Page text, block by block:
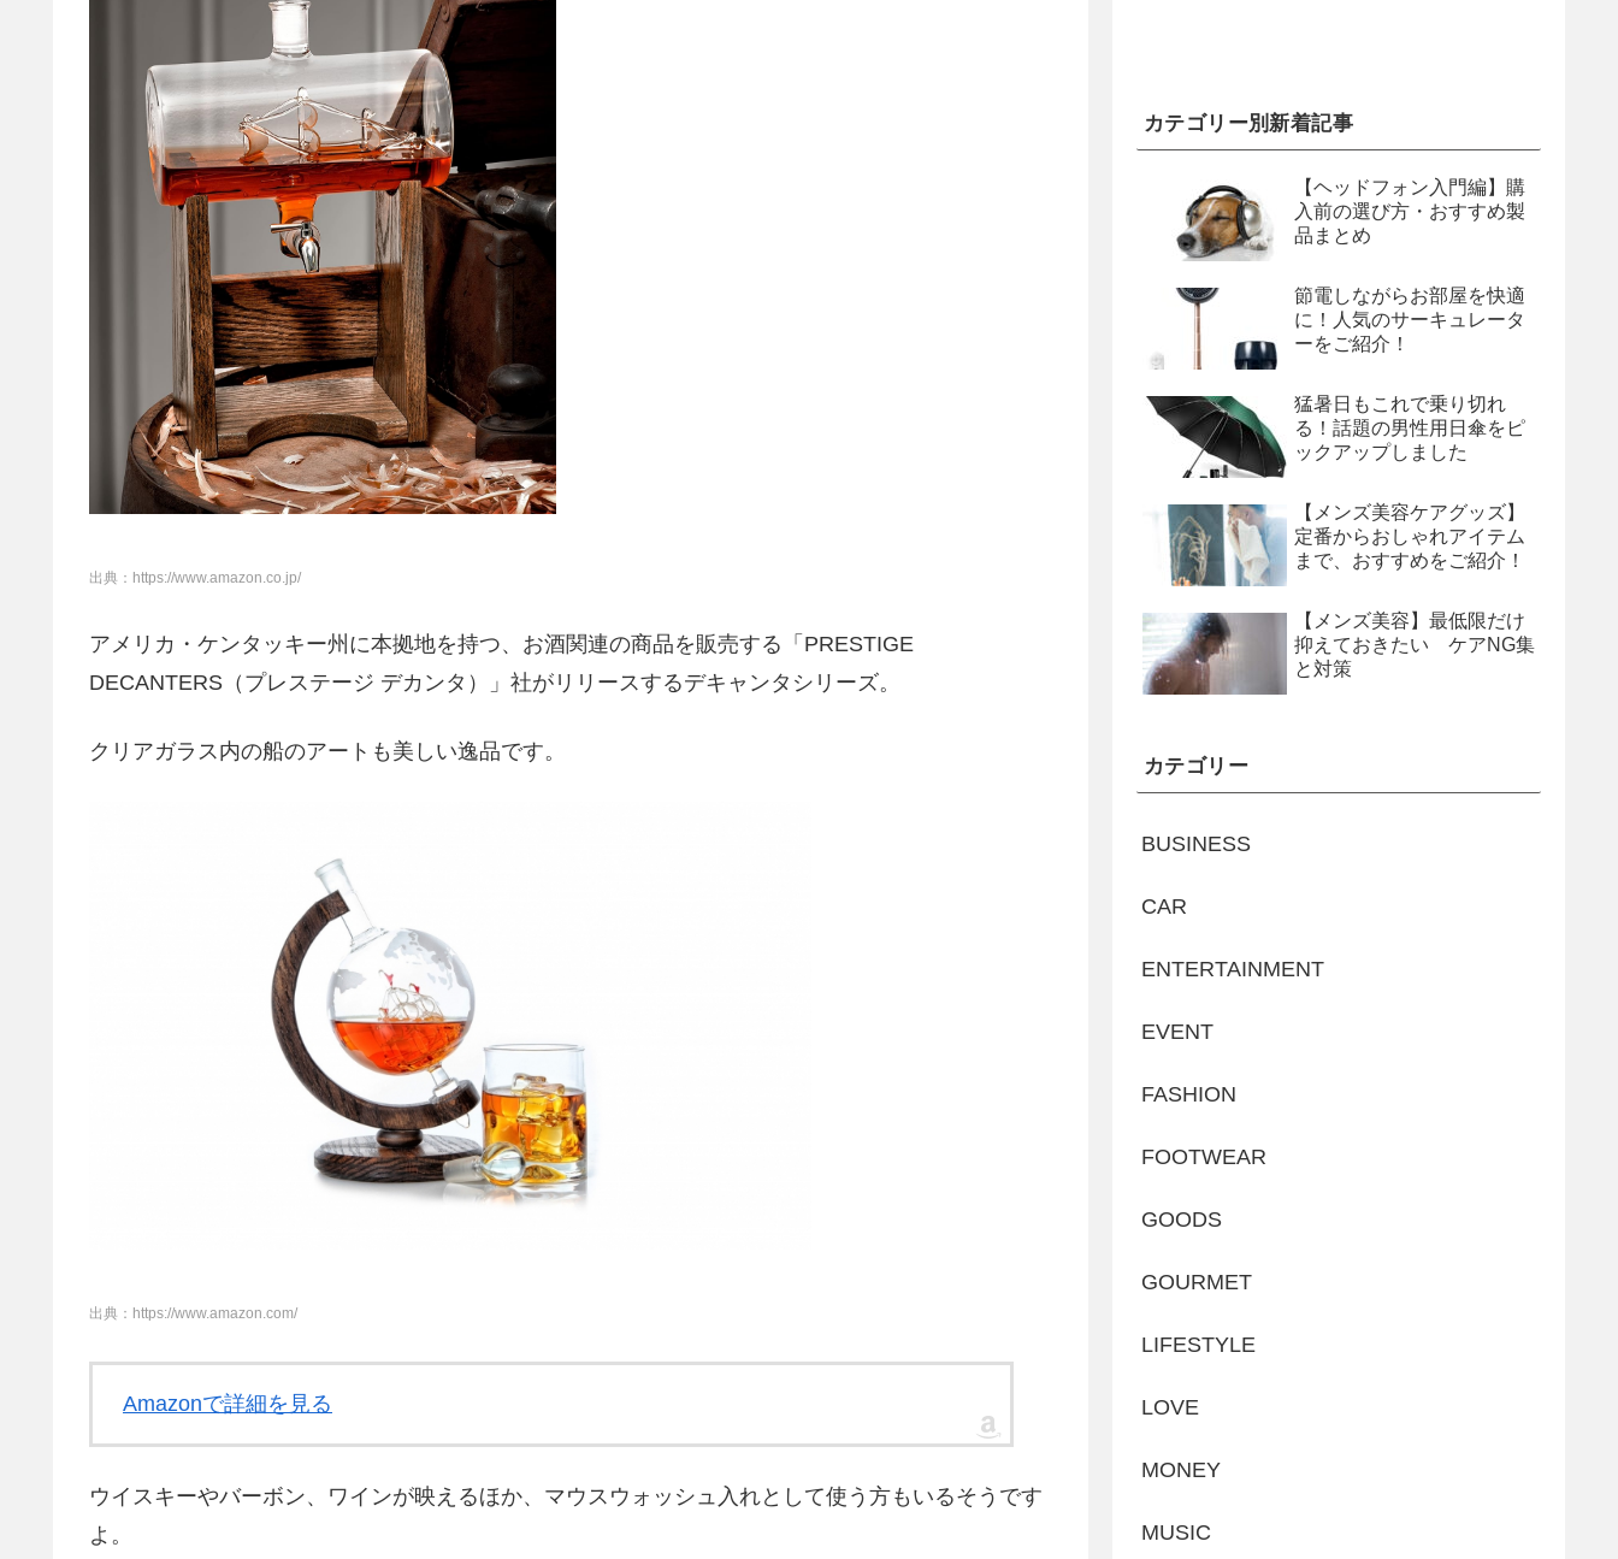
出典：https://www.amazon.co.jp/
アメリカ・ケンタッキー州に本拠地を持つ、お酒関連の商品を販売する「PRESTIGE
DECANTERS（プレステージ デカンタ）」社がリリースするデキャンタシリーズ。
クリアガラス内の船のアートも美しい逸品です。
出典：https://www.amazon.com/
Amazonで詳細を見る
ウイスキーやバーボン、ワインが映えるほか、マウスウォッシュ入れとして使う方もいるそうです
よ。
カテゴリー別新着記事
【ヘッドフォン入門編】購
入前の選び方・おすすめ製
品まとめ
節電しながらお部屋を快適
に！人気のサーキュレータ
ーをご紹介！
猛暑日もこれで乗り切れ
る！話題の男性用日傘をピ
ックアップしました
【メンズ美容ケアグッズ】
定番からおしゃれアイテム
まで、おすすめをご紹介！
【メンズ美容】最低限だけ
抑えておきたい ケアNG集
と対策
カテゴリー
BUSINESS
CAR
ENTERTAINMENT
EVENT
FASHION
FOOTWEAR
GOODS
GOURMET
LIFESTYLE
LOVE
MONEY
MUSIC